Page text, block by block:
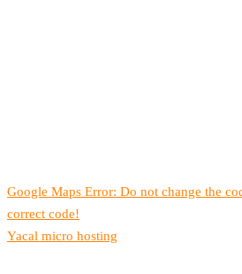
Google Maps Error: Do not change the
correct code!
Yacal micro hosting